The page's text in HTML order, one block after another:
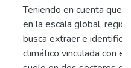
Teniendo en cuenta que
en la escala global,
busca extraer e
climático vinculada con